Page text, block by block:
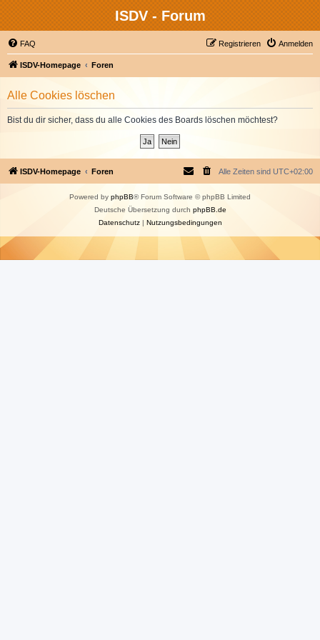
ISDV - Forum
FAQ Anmelden
Registrieren
ISDV-Homepage Foren
Alle Cookies löschen
Bist du dir sicher, dass du alle Cookies des Boards löschen möchtest?
ISDV-Homepage Foren Alle Zeiten sind UTC+02:00
Powered by phpBB® Forum Software © phpBB Limited
Deutsche Übersetzung durch phpBB.de
Datenschutz| Nutzungsbedingungen